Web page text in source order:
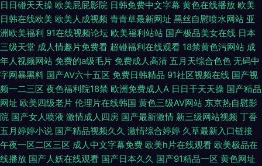
日日碰天天操 欧美屁屁影院 日韩免费中文字幕 黄色在线播放 欧美
日韩在线欧美 欧美人成视频 青青草最新网址 黑丝自慰喷水网站 亚
洲欧美福利 91在线视频论坛 欧美福利站站 国产极品美女在线 日本
三级天堂 成人情趣片免费看 超碰福利在线观看 18禁黄色污网站 成
年人视频网站 免费的a级毛片 免费成人高清 五月天综合色色 无码中
字网暴黑料 国产AV六十五区 免费日韩精品 91社区视频在线 国产视
频一二三区 夜色福利院18禁 欧洲免费成人A 日日干天天操 国产精品
网址 欧美四级老片 伦理片在线韩国 黄色三级AV网站 东京热自慰影
院 国产女人喷液 激情成人四房 国产最新激情 新三级网站视频 丁香
五月婷婷小说 国产精品视频久久 激情综合婷婷 久草最新入口链接
午夜一区二区三区 成人中文字幕免费 欧美h片在线观看 欧美极品在
线播放 国产人妖在线观看 国产日本久久 国产91精品一区 黄色网址